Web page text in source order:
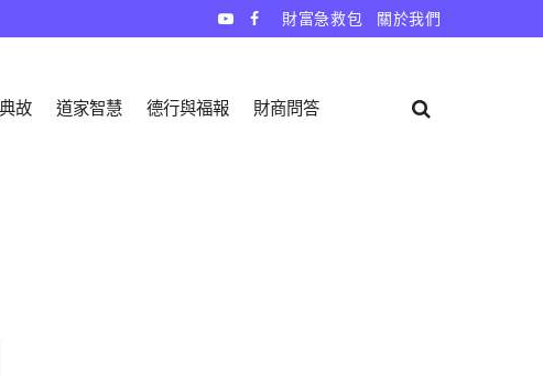
財富急救包 關於我們
故 道家智慧 德行與福報 財商問答